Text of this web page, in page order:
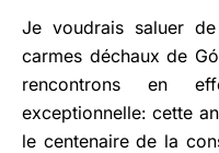
Je voudrais saluer
carmes déchaux de
rencontrons en
exceptionnelle: cette
le centenaire de la